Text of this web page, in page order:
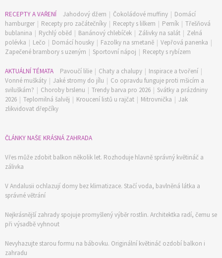
RECEPTY A VAŘENÍ Jahodový džem | Čokoládové muffiny | Domácí
hamburger | Recepty pro začátečníky | Recepty s lilkem | Perník | Třešňová
bublanina | Rychlý oběd | Banánový chlebíček | Zálivky na salát | Zelná
polévka | Lečo | Domácí housky | Fazolky na smetaně | Vepřová panenka |
Zapečené brambory s uzeným | Sportovní nápoj | Recepty s rybízem
AKTUÁLNÍ TÉMATA Pavoučí lilie | Chaty a chalupy | Inspirace a tvoření |
Vonné muškáty | Jaké stromy do jílu | Co opravdu funguje proti mšicím a
sviluškám? | Choroby brslenu | Trendy barva pro 2026 | Svátky a prázdniny
2026 | Teplomilná šalvěj | Kroucení listů u rajčat | Mitrovnička | Jak
zlikvidovat dřepčíky
ČLÁNKY NAŠE KRÁSNÁ ZAHRADA
Vřes může zdobit balkon několik let. Rozhoduje hlavně správný květináč a
zálivka
V Andalusii ochlazují domy bez klimatizace. Stačí voda, bavlněná látka a
správné větrání
Nejkrásnější zahrady spojuje promyšlený výběr rostlin. Architektka radí, čemu se
při výsadbě vyhnout
Nevyhazujte starou formu na bábovku. Originální květináč ozdobí balkon i
zahradu